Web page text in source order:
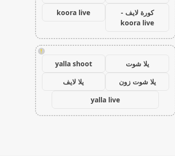
كورة لايف -
koora live
koora live
!
يلا شوت
yalla shoot
يلا شوت زون
يلا لايف
yalla live